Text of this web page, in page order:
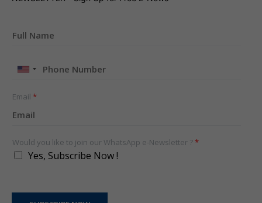
United
+1
Email *
Would you like to join our WhatsApp e-Newsletter ?*
Yes, Subscribe Now !